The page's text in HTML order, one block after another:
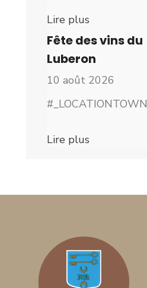
Lire plus
Fête des vins du
Luberon
10 août 2026
#_LOCATIONTOWN
Lire plus